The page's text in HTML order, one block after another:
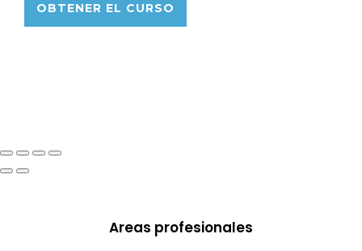
OBTENER EL CURSO
Areas profesionales